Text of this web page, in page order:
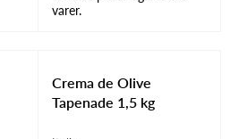
varer.
Crema de Olive
Tapenade 1,5 kg